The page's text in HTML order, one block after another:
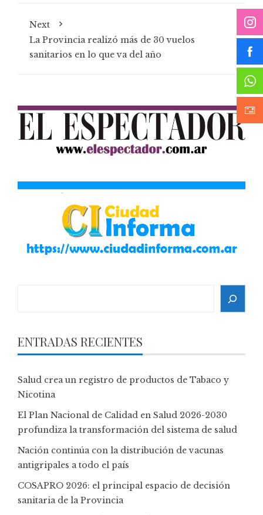
Next
La Provincia realizó más de 30 vuelos
sanitarios en lo que va del año
ENTRADAS RECIENTES
Salud crea un registro de productos de Tabaco y
Nicotina
El Plan Nacional de Calidad en Salud 2026-2030
profundiza la transformación del sistema de salud
Nación continúa con la distribución de vacunas
antigripales a todo el país
COSAPRO 2026: el principal espacio de decisión
sanitaria de la Provincia